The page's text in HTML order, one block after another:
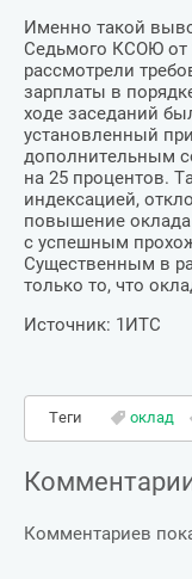
Именно такой
Седьмого КСОЮ от
рассмотрели
зарплаты в
ходе заседаний
установленный
дополнительным
на 25 процентов.
индексацией,
повышение оклада
с успешным
Существенным в
только то, что
Источник: 1ИТС
Теги оклад
Комментариев